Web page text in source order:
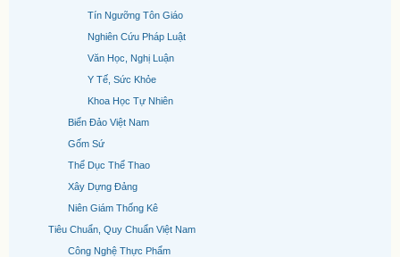
Tín Ngưỡng Tôn Giáo
Nghiên Cứu Pháp Luật
Văn Học, Nghị Luận
Y Tế, Sức Khỏe
Khoa Học Tự Nhiên
Biển Đảo Việt Nam
Gốm Sứ
Thể Dục Thể Thao
Xây Dựng Đảng
Niên Giám Thống Kê
Tiêu Chuẩn, Quy Chuẩn Việt Nam
Công Nghệ Thực Phẩm